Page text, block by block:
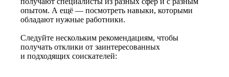
опытом. А ещё — посмотреть навыки, которыми
обладают нужные работники.
Следуйте нескольким рекомендациям, чтобы
получать отклики от заинтересованных
и подходящих соискателей: